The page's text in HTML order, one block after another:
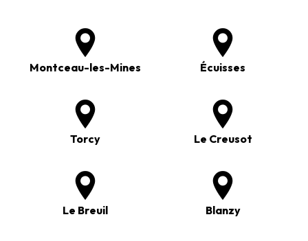
Montceau-les-Mines Écuisses
Torcy Le Creusot
Le Breuil Blanzy